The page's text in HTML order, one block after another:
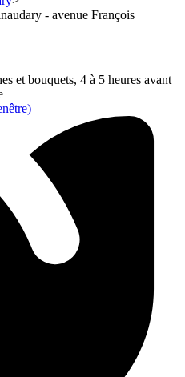
- avenue François
et bouquets, 4 à 5 heures avant